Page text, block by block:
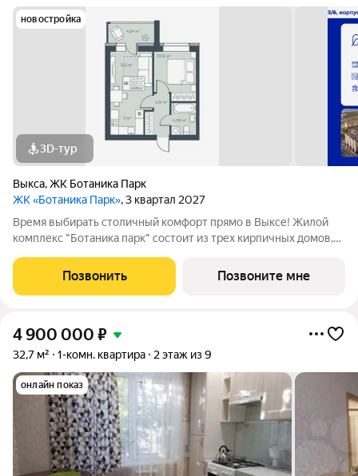
новостройка
3D-тур
Выкса,ЖК Ботаника Парк
ЖК «Ботаника Парк», 3 квартал 2027
Время выбирать столичный комфорт прямо в Выксе! Жилой
комплекс "Ботаника парк" состоит из трех кирпичных домов,
территория обеспечивает безопасное пространство для
отдыха детей и взрослых, а
Позвонить Позвоните мне
4 900 000 ₽
32,7 м² 1-комн. квартира 2 этаж из 9
онлайн показ